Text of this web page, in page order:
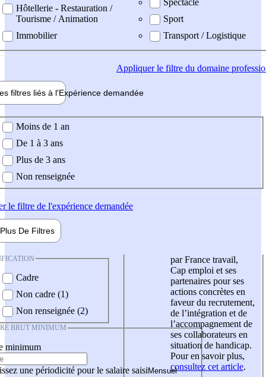
Hôtellerie - Restauration /
Tourisme / Animation
Immobilier
Sport
Transport / Logistique
Appliquerle filtre du domaine
filtres liés à l'Expérience demandée
demandée
Moins de 1 an
De 1 à 3 ans
Plus de 3 ans
Non renseignée
le filtre de l'expérience demandée
Plus De Filtres
Cadre
Non cadre (1)
Non renseignée (2)
BRUT MINIMUM
minimum
une périodicité pour le salaire saisi
par France travail,
Cap emploi et ses
partenaires pour ses
actions concrètes en
faveur du recrutement,
de l’intégration et de
l’accompagnement de
ses collaborateurs en
situation de handicap.
Pour en savoir plus,
consultez cet article.